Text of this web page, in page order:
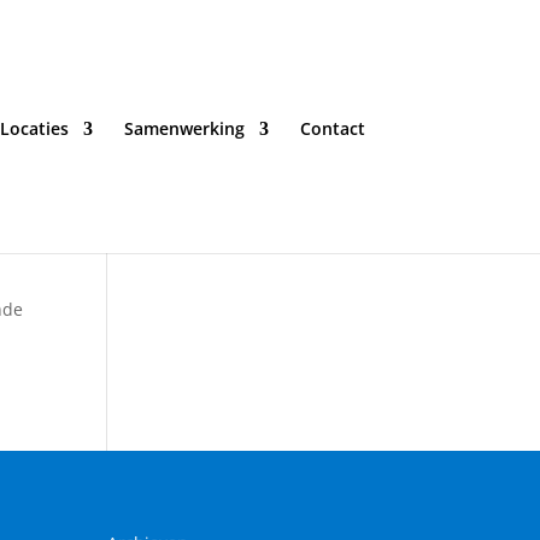
Locaties Samenwerking Contact